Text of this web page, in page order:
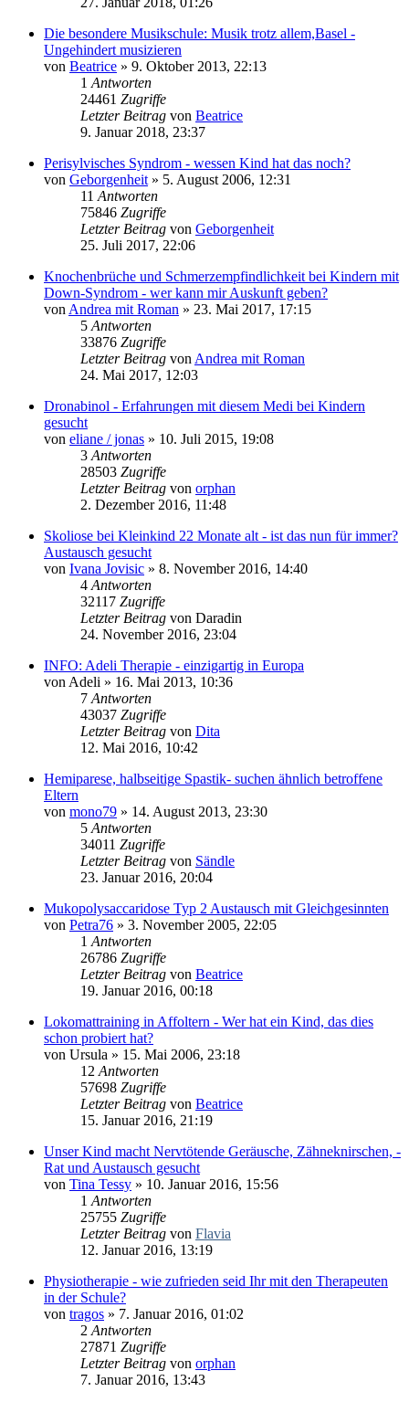
Die besondere Musikschule: Musik trotz allem,Basel -
Ungehindert musizieren
von Beatrice » 9. Oktober 2013, 22:13
1 Antworten
24461 Zugriffe
Letzter Beitrag von Beatrice
9. Januar 2018, 23:37
Perisylvisches Syndrom - wessen Kind hat das noch?
von Geborgenheit » 5. August 2006, 12:31
11 Antworten
75846 Zugriffe
Letzter Beitrag von Geborgenheit
25. Juli 2017, 22:06
Knochenbrüche und Schmerzempfindlichkeit bei Kindern mit
Down-Syndrom - wer kann mir Auskunft geben?
von Andrea mit Roman » 23. Mai 2017, 17:15
5 Antworten
33876 Zugriffe
Letzter Beitrag von Andrea mit Roman
24. Mai 2017, 12:03
Dronabinol - Erfahrungen mit diesem Medi bei Kindern
gesucht
von eliane / jonas » 10. Juli 2015, 19:08
3 Antworten
28503 Zugriffe
Letzter Beitrag von orphan
2. Dezember 2016, 11:48
Skoliose bei Kleinkind 22 Monate alt - ist das nun für immer?
Austausch gesucht
von Ivana Jovisic » 8. November 2016, 14:40
4 Antworten
32117 Zugriffe
Letzter Beitrag von Daradin
24. November 2016, 23:04
INFO: Adeli Therapie - einzigartig in Europa
von Adeli » 16. Mai 2013, 10:36
7 Antworten
43037 Zugriffe
Letzter Beitrag von Dita
12. Mai 2016, 10:42
Hemiparese, halbseitige Spastik- suchen ähnlich betroffene
Eltern
von mono79 » 14. August 2013, 23:30
5 Antworten
34011 Zugriffe
Letzter Beitrag von Sändle
23. Januar 2016, 20:04
Mukopolysaccaridose Typ 2 Austausch mit Gleichgesinnten
von Petra76 » 3. November 2005, 22:05
1 Antworten
26786 Zugriffe
Letzter Beitrag von Beatrice
19. Januar 2016, 00:18
Lokomattraining in Affoltern - Wer hat ein Kind, das dies
schon probiert hat?
von Ursula » 15. Mai 2006, 23:18
12 Antworten
57698 Zugriffe
Letzter Beitrag von Beatrice
15. Januar 2016, 21:19
Unser Kind macht Nervtötende Geräusche, Zähneknirschen, -
Rat und Austausch gesucht
von Tina Tessy » 10. Januar 2016, 15:56
1 Antworten
25755 Zugriffe
Letzter Beitrag von Flavia
12. Januar 2016, 13:19
Physiotherapie - wie zufrieden seid Ihr mit den Therapeuten
in der Schule?
von tragos » 7. Januar 2016, 01:02
2 Antworten
27871 Zugriffe
Letzter Beitrag von orphan
7. Januar 2016, 13:43